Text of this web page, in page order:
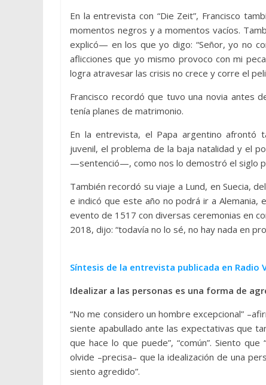
En la entrevista con “Die Zeit”, Francisco
momentos negros y a momentos vacíos.
explicó— en los que yo digo: “Señor, yo no
aflicciones que yo mismo provoco con mi
logra atravesar las crisis no crece y corre el
Francisco recordó que tuvo una novia antes
tenía planes de matrimonio.
En la entrevista, el Papa argentino afrontó
juvenil, el problema de la baja natalidad y el
—sentenció—, como nos lo demostró el siglo
También recordó su viaje a Lund, en Suecia,
e indicó que este año no podrá ir a Alemania,
evento de 1517 con diversas ceremonias en
2018, dijo: “todavía no lo sé, no hay nada en
Síntesis de la entrevista publicada en Radio
Idealizar a las personas es una forma de
“No me considero un hombre excepcional”
siente apabullado ante las expectativas que
que hace lo que puede”, “común”. Siento
olvide –precisa– que la idealización de una
siento agredido”.